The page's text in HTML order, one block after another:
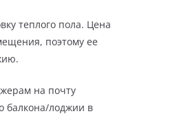
теплого пола. Цена
поэтому ее
на почту
балкона/лоджии в